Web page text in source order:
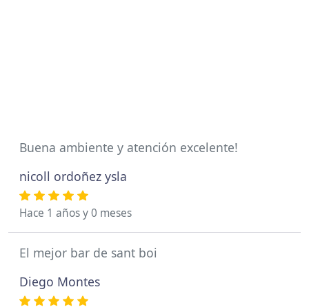
Buena ambiente y atención excelente!
nicoll ordoñez ysla
Hace 1 años y 0 meses
El mejor bar de sant boi
Diego Montes